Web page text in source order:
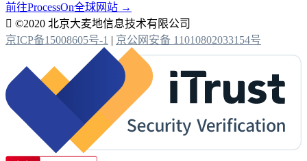
前往ProcessOn全球网站 →
 ©2020 北京大麦地信息技术有限公司
京ICP备15008605号-1 | 京公网安备 11010802033154号